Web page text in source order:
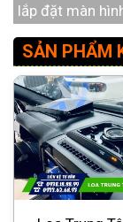
lắp đặt màn
SẢN PHẨM